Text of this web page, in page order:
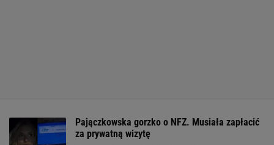
Pajączkowska gorzko o NFZ. Musiała zapłacić
za prywatną wizytę